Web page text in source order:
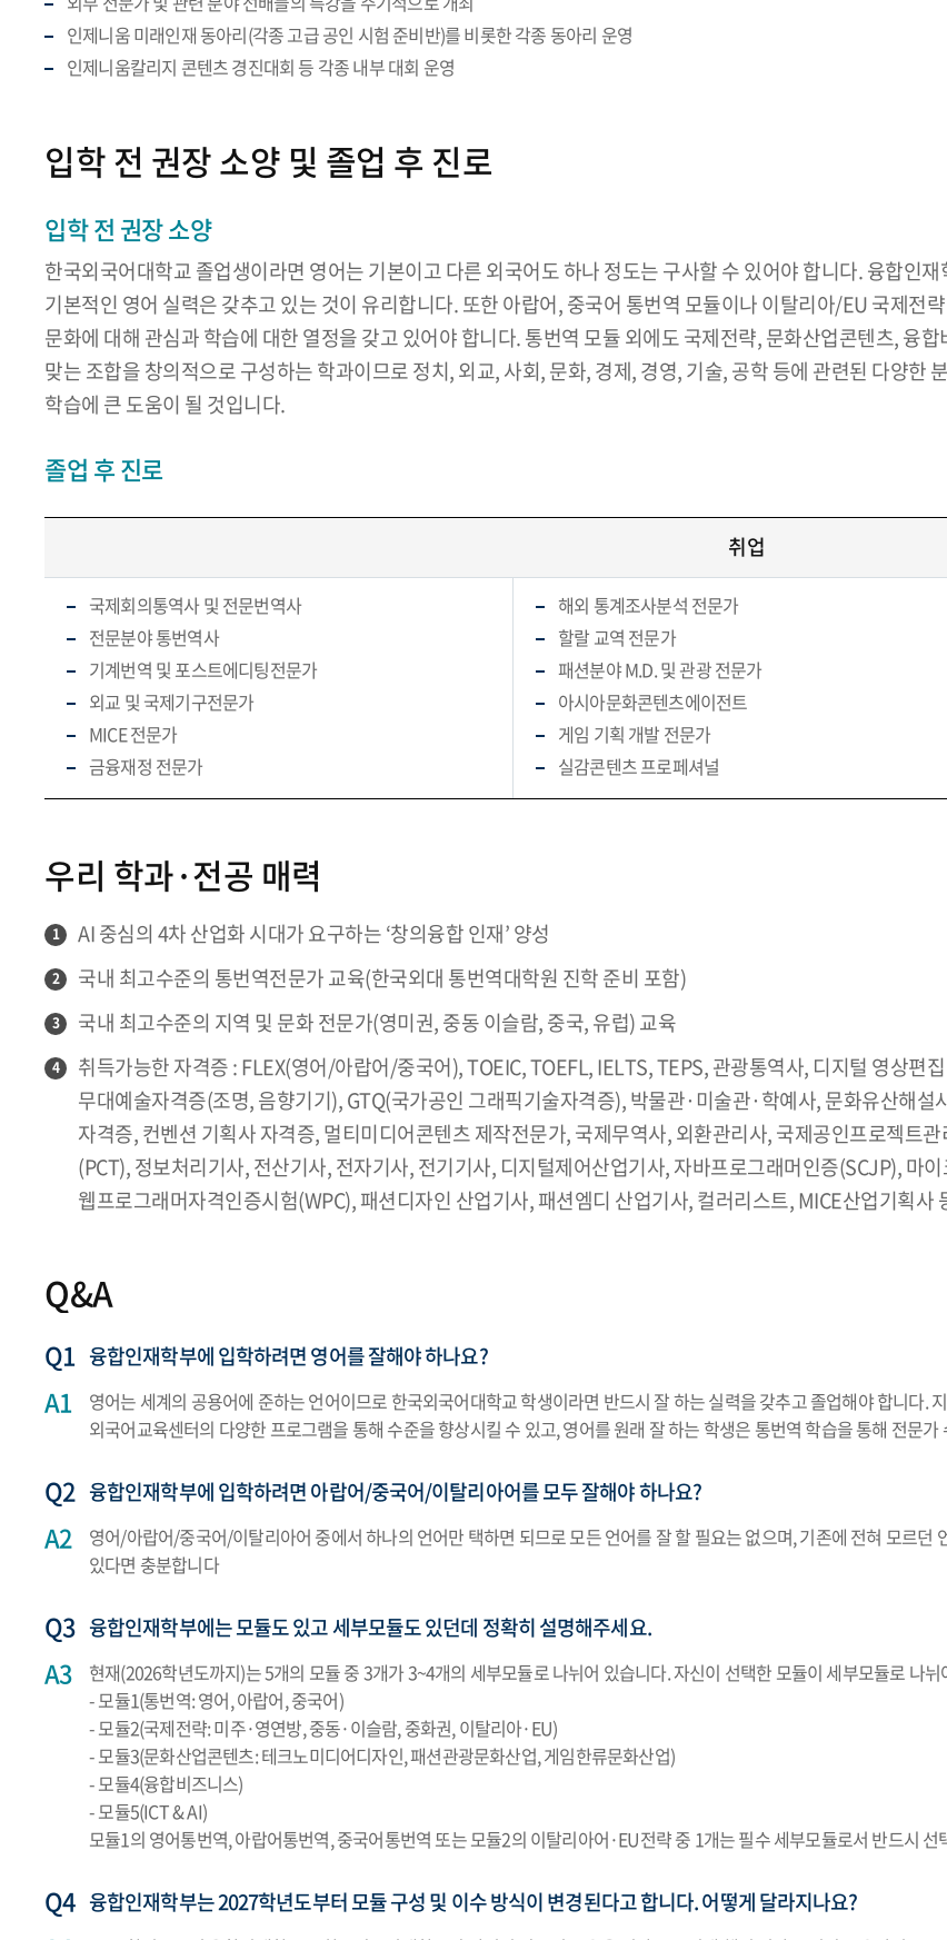
인제니움 미래인재 동아리(각종 고급 공인 시험 준비반)를 비롯한 각종 동아리 운영
인제니움칼리지 콘텐츠 경진대회 등 각종 내부 대회 운영
입학 전 권장 소양 및 졸업 후 진로
입학 전 권장 소양
한국외국어대학교 졸업생이라면 영어는 기본이고 다른 외국어도 하나 정도는 구사할 수 있어야 합니다. 융합인
기본적인 영어 실력은 갖추고 있는 것이 유리합니다. 또한 아랍어, 중국어 통번역 모듈이나 이탈리아/EU 국제전
문화에 대해 관심과 학습에 대한 열정을 갖고 있어야 합니다. 통번역 모듈 외에도 국제전략, 문화산업콘텐츠, 융
맞는 조합을 창의적으로 구성하는 학과이므로 정치, 외교, 사회, 문화, 경제, 경영, 기술, 공학 등에 관련된 다양한
학습에 큰 도움이 될 것입니다.
졸업 후 진로
취업
국제회의통역사 및 전문번역사
전문분야 통번역사
기계번역 및 포스트에디팅전문가
외교 및 국제기구전문가
MICE 전문가
금융재정 전문가
해외 통계조사분석 전문가
할랄 교역 전문가
패션분야 M.D. 및 관광 전문가
아시아문화콘텐츠에이전트
게임 기획 개발 전문가
실감콘텐츠 프로페셔널
우리 학과·전공 매력
1 AI 중심의 4차 산업화 시대가 요구하는 ‘창의융합 인재’ 양성
2 국내 최고수준의 통번역전문가 교육(한국외대 통번역대학원 진학 준비 포함)
3 국내 최고수준의 지역 및 문화 전문가(영미권, 중동 이슬람, 중국, 유럽) 교육
4
취득가능한 자격증 : FLEX(영어/아랍어/중국어), TOEIC, TOEFL, IELTS, TEPS, 관광통역사, 디지털 영상편
무대예술자격증(조명, 음향기기), GTQ(국가공인 그래픽기술자격증), 박물관·미술관·학예사, 문화유산해
자격증, 컨벤션 기획사 자격증, 멀티미디어콘텐츠 제작전문가, 국제무역사, 외환관리사, 국제공인프로젝트
(PCT), 정보처리기사, 전산기사, 전자기사, 전기기사, 디지털제어산업기사, 자바프로그래머인증(SCJP), 마
웹프로그래머자격인증시험(WPC), 패션디자인 산업기사, 패션엠디 산업기사, 컬러리스트, MICE산업기획사
Q&A
융합인재학부에 입학하려면 영어를 잘해야 하나요?
영어는 세계의 공용어에 준하는 언어이므로 한국외국어대학교 학생이라면 반드시 잘 하는 실력을 갖추고 졸업해야 합니다.
외국어교육센터의 다양한 프로그램을 통해 수준을 향상시킬 수 있고, 영어를 원래 잘 하는 학생은 통번역 학습을 통해 전문
융합인재학부에 입학하려면 아랍어/중국어/이탈리아어를 모두 잘해야 하나요?
영어/아랍어/중국어/이탈리아어 중에서 하나의 언어만 택하면 되므로 모든 언어를 잘 할 필요는 없으며, 기존에 전혀 모르
있다면 충분합니다
융합인재학부에는 모듈도 있고 세부모듈도 있던데 정확히 설명해주세요.
현재(2026학년도까지)는 5개의 모듈 중 3개가 3~4개의 세부모듈로 나뉘어 있습니다. 자신이 선택한 모듈이 세부모듈로 나
- 모듈1(통번역: 영어, 아랍어, 중국어)
- 모듈2(국제전략: 미주·영연방, 중동·이슬람, 중화권, 이탈리아·EU)
- 모듈3(문화산업콘텐츠: 테크노미디어디자인, 패션관광문화산업, 게임한류문화산업)
- 모듈4(융합비즈니스)
- 모듈5(ICT & AI)
모듈1의 영어통번역, 아랍어통번역, 중국어통번역 또는 모듈2의 이탈리아어·EU전략 중 1개는 필수 세부모듈로서 반드시 선
융합인재학부는 2027학년도부터 모듈 구성 및 이수 방식이 변경된다고 합니다. 어떻게 달라지나요?